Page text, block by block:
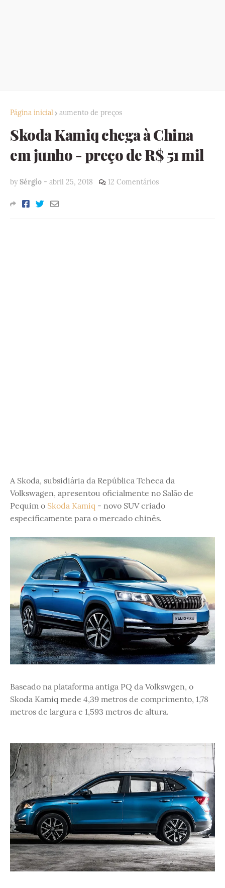
Página inicial aumento de preços
Skoda Kamiq chega à China
em junho - preço de R$ 51 mil
by Sérgio - abril 25, 2018 12 Comentários
A Skoda, subsidiária da República Tcheca da
Volkswagen, apresentou oficialmente no Salão de
Pequim o Skoda Kamiq - novo SUV criado
especificamente para o mercado chinês.
Baseado na plataforma antiga PQ da Volkswgen, o
Skoda Kamiq mede 4,39 metros de comprimento, 1,78
metros de largura e 1,593 metros de altura.